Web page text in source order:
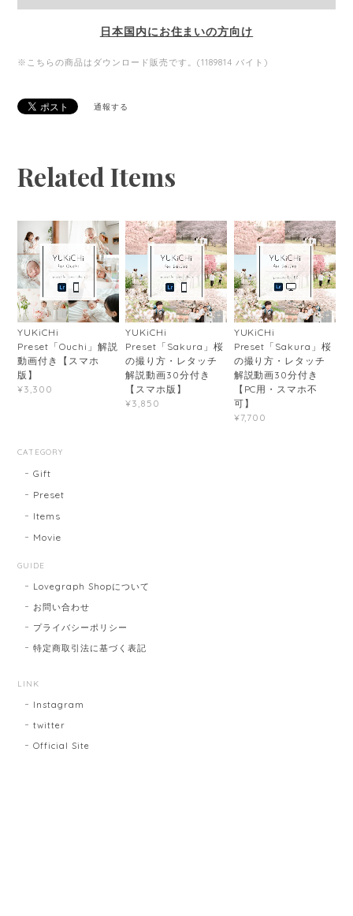
日本国内にお住まいの方向け
※こちらの商品はダウンロード販売です。(1189814 バイト)
通報する
Related Items
YUKiCHi
Preset「Ouchi」解説
動画付き【スマホ
版】
¥3,300
YUKiCHi
Preset「Sakura」桜
の撮り方・レタッチ
解説動画30分付き
【スマホ版】
¥3,850
YUKiCHi
Preset「Sakura」桜
の撮り方・レタッチ
解説動画30分付き
【PC用・スマホ不
可】
¥7,700
CATEGORY
Gift
Preset
Items
Movie
GUIDE
Lovegraph Shopについて
お問い合わせ
プライバシーポリシー
特定商取引法に基づく表記
LINK
Instagram
twitter
Official Site